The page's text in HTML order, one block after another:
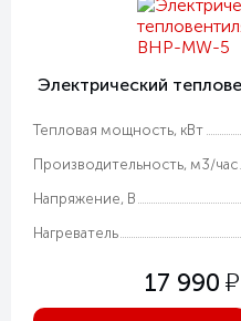
Электрический
Тепловая мощность, кВт
Производительность, м3/час
Напряжение, В
Нагреватель
17 990 у